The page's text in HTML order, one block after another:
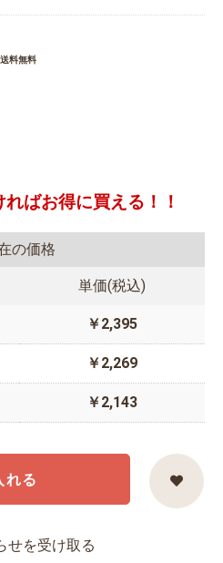
料無料
ばお得に買える！！
の価格
単価(税込)
￥2,395
￥2,269
￥2,143
れる
せを受け取る